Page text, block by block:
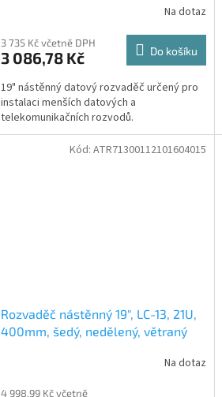
Na dotaz
3 735 Kč včetně DPH
3 086,78 Kč Do košíku
19" nástěnný datový rozvaděč určený pro
instalaci menších datových a
telekomunikačních rozvodů.
Rozvaděč nástěnný 19", LC-13, 21U,
400mm, šedý, nedělený, větraný
Na dotaz
4 998,99 Kč včetně
Kód: ATR71300112101604015